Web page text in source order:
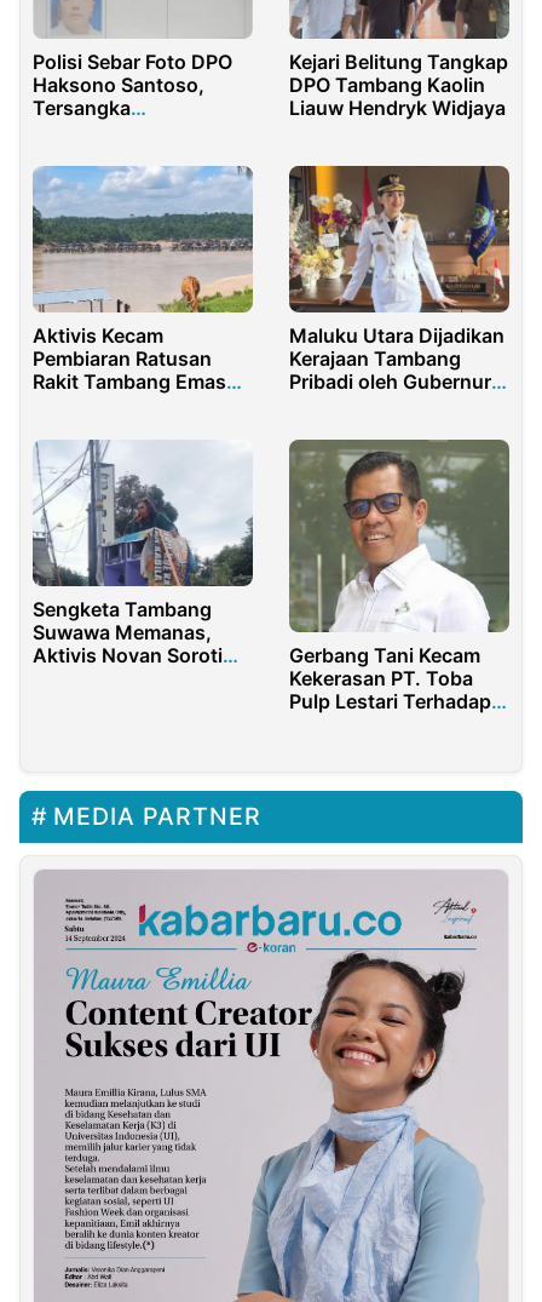
Polisi Sebar Foto DPO
Haksono Santoso,
Tersangka
Negeri
Kejari Belitung Tangkap
DPO Tambang Kaolin
Liauw Hendryk Widjaya
Aktivis Kecam
Pembiaran Ratusan
Rakit Tambang Emas
Bertindak
Maluku Utara Dijadikan
Kerajaan Tambang
Pribadi oleh Gubernur
Sengketa Tambang
Suwawa Memanas,
Aktivis Novan Soroti
Gerbang Tani Kecam
Kekerasan PT. Toba
Pulp Lestari Terhadap
MEDIA PARTNER